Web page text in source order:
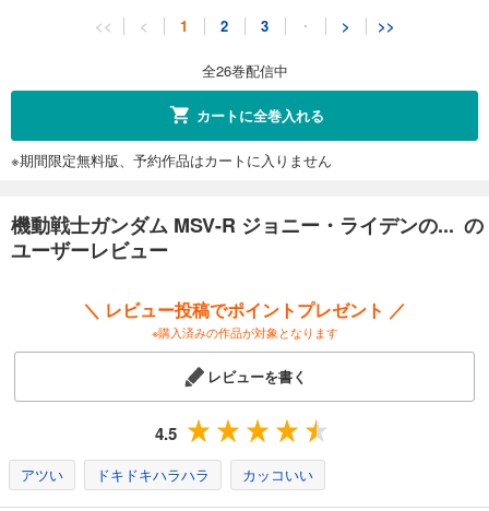
完結
カート
638円 (税込)
あらすじを表示する
<< < 1 2 3 ・ > >>
全26巻配信中
カートに全巻入れる
※期間限定無料版、予約作品はカートに入りません
機動戦士ガンダム MSV-R ジョニー・ライデンの... の
ユーザーレビュー
＼ レビュー投稿でポイントプレゼント ／
※購入済みの作品が対象となります
レビューを書く
4.5
アツい ドキドキハラハラ カッコいい